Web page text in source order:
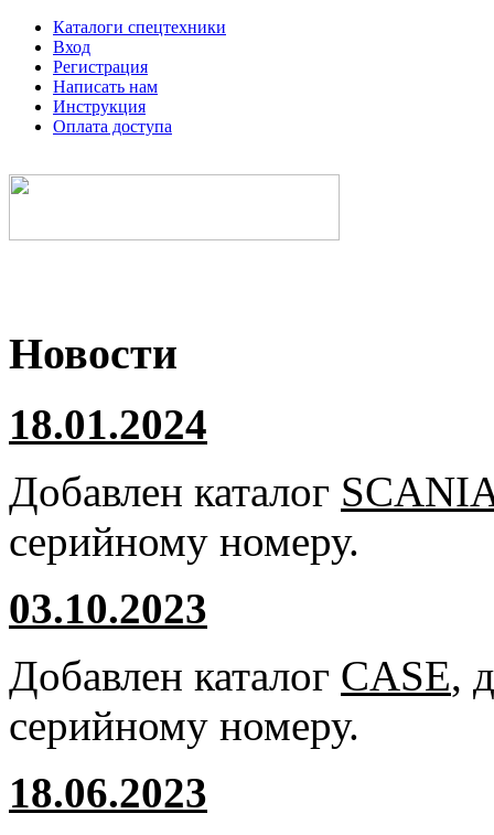
Каталоги спецтехники
Вход
Регистрация
Написать нам
Инструкция
Оплата доступа
Новости
18.01.2024
Добавлен каталог
серийному номеру.
03.10.2023
Добавлен каталог CASE,
серийному номеру.
18.06.2023